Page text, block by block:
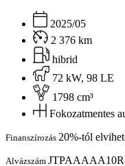
2025/05
2 376 km
hibrid
72 kW, 98 LE
1798 cm³
Fokozatmentes
Finanszírozás 20%-tól
Alvázszám